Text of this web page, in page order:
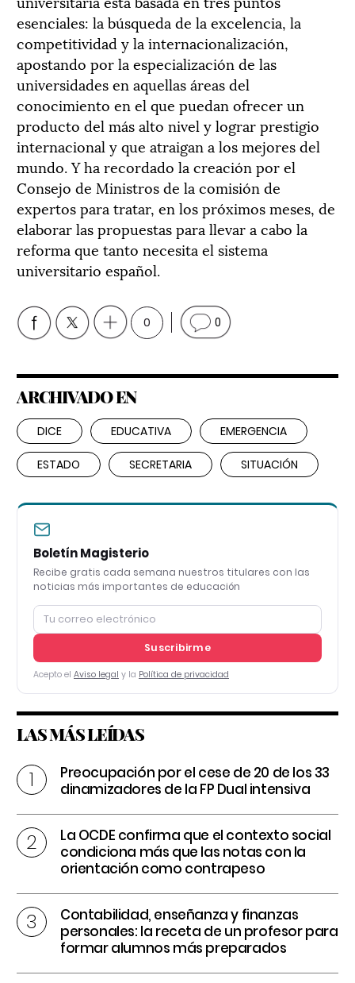
esenciales: la búsqueda de la excelencia, la
competitividad y la internacionalización,
apostando por la especialización de las
universidades en aquellas áreas del
conocimiento en el que puedan ofrecer un
producto del más alto nivel y lograr prestigio
internacional y que atraigan a los mejores del
mundo. Y ha recordado la creación por el
Consejo de Ministros de la comisión de
expertos para tratar, en los próximos meses, de
elaborar las propuestas para llevar a cabo la
reforma que tanto necesita el sistema
universitario español.
0 0
ARCHIVADO EN
DICE EDUCATIVA EMERGENCIA
ESTADO SECRETARIA SITUACIÓN
Boletín Magisterio
Recibe gratis cada semana nuestros titulares con las
noticias más importantes de educación
Suscribirme
Acepto el Aviso legal y la Política de privacidad
LAS MÁS LEÍDAS
Preocupación por el cese de 20 de los 33
dinamizadores de la FP Dual intensiva
La OCDE confirma que el contexto social
condiciona más que las notas con la
orientación como contrapeso
Contabilidad, enseñanza y finanzas
personales: la receta de un profesor para
formar alumnos más preparados